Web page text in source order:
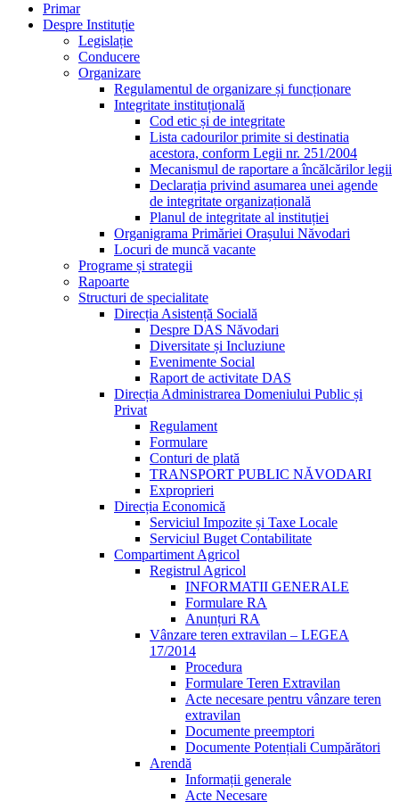
Primar
Despre Instituție
Legislație
Conducere
Organizare
Regulamentul de organizare și funcționare
Integritate instituțională
Cod etic și de integritate
Lista cadourilor primite si destinatia
acestora, conform Legii nr. 251/2004
Mecanismul de raportare a încălcărilor legii
Declarația privind asumarea unei agende
de integritate organizațională
Planul de integritate al instituției
Organigrama Primăriei Orașului Năvodari
Locuri de muncă vacante
Programe și strategii
Rapoarte
Structuri de specialitate
Direcția Asistență Socială
Despre DAS Năvodari
Diversitate și Incluziune
Evenimente Social
Raport de activitate DAS
Direcția Administrarea Domeniului Public și
Privat
Regulament
Formulare
Conturi de plată
TRANSPORT PUBLIC NĂVODARI
Exproprieri
Direcția Economică
Serviciul Impozite și Taxe Locale
Serviciul Buget Contabilitate
Compartiment Agricol
Registrul Agricol
INFORMATII GENERALE
Formulare RA
Anunțuri RA
Vânzare teren extravilan – LEGEA
17/2014
Procedura
Formulare Teren Extravilan
Acte necesare pentru vânzare teren
extravilan
Documente preemptori
Documente Potențiali Cumpărători
Arendă
Informații generale
Acte Necesare